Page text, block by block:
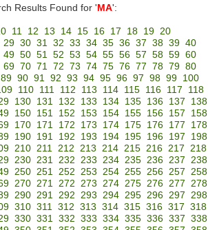
Results Found for 'MA':
11 12 13 14 15 16 17 18 19 20
29 30 31 32 33 34 35 36 37 38 39 40
49 50 51 52 53 54 55 56 57 58 59 60
69 70 71 72 73 74 75 76 77 78 79 80
89 90 91 92 93 94 95 96 97 98 99
100
110 111 112 113 114 115 116 117 118
130 131 132 133 134 135 136 137 138
150 151 152 153 154 155 156 157 158
170 171 172 173 174 175 176 177 178
190 191 192 193 194 195 196 197 198
210 211 212 213 214 215 216 217 218
230 231 232 233 234 235 236 237 238
250 251 252 253 254 255 256 257 258
270 271 272 273 274 275 276 277 278
290 291 292 293 294 295 296 297 298
310 311 312 313 314 315 316 317 318
330 331 332 333 334 335 336 337 338